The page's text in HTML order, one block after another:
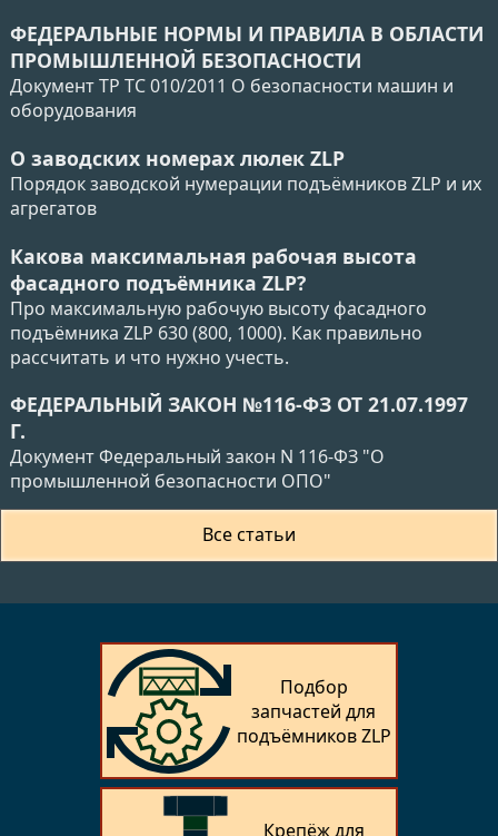
ФЕДЕРАЛЬНЫЕ НОРМЫ И ПРАВИЛА В ОБЛАСТИ
ПРОМЫШЛЕННОЙ БЕЗОПАСНОСТИ
Документ ТР ТС 010/2011 О безопасности машин и
оборудования
О заводских номерах люлек ZLP
Порядок заводской нумерации подъёмников ZLP и их
агрегатов
Какова максимальная рабочая высота
фасадного подъёмника ZLP?
Про максимальную рабочую высоту фасадного
подъёмника ZLP 630 (800, 1000). Как правильно
рассчитать и что нужно учесть.
ФЕДЕРАЛЬНЫЙ ЗАКОН №116-ФЗ ОТ 21.07.1997
Г.
Документ Федеральный закон N 116-ФЗ "О
промышленной безопасности ОПО"
Все статьи
Подбор
запчастей для
подъёмников ZLP
Крепёж для